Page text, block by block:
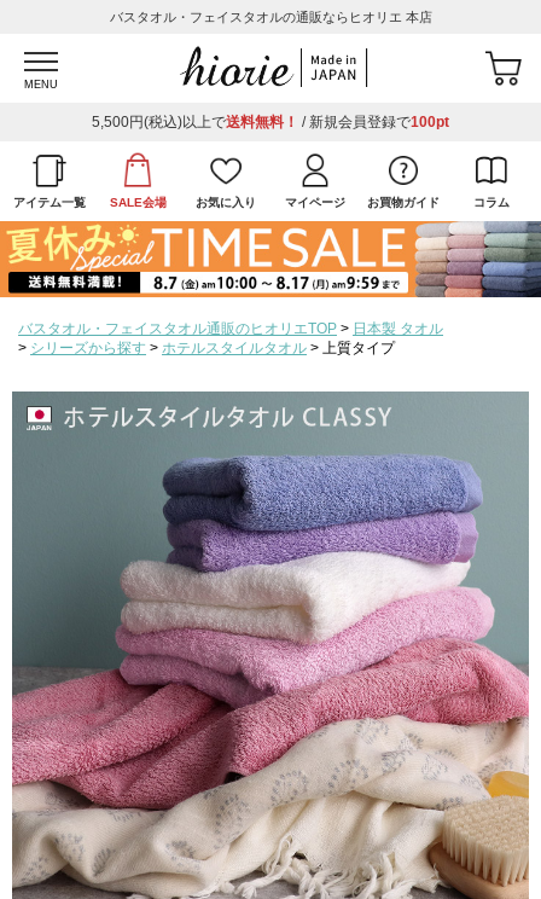
バスタオル・フェイスタオルの通販ならヒオリエ 本店
MENU
5,500円(税込)以上で送料無料！ / 新規会員登録で100pt
アイテム一覧 SALE会場 お気に入り マイページ お買物ガイド コラム
バスタオル・フェイスタオル通販のヒオリエTOP
日本製 タオル
シリーズから探す
ホテルスタイルタオル 上質タイプ